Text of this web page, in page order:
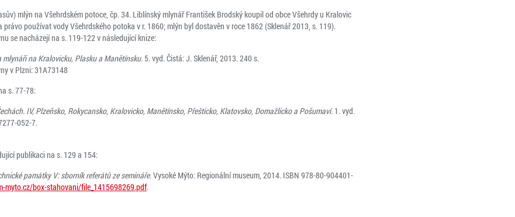
mlýn na Všehrdském potoce, čp. 34. Liblínský mlynář František Brodský koupil od obce Všehrdy u Kralovic
používat vody Všehrdského potoka v r. 1860; mlýn byl dostavěn v roce 1862 (Sklenář 2013, s. 119).
se nacházejí na s. 119-122 v následující knize:
mlynáři na Kralovicku, Plasku a Manětínsku. 5. vyd. Čistá: J. Sklenář, 2013. 240 s.
v Plzni: 31A73148
s. 77-78:
IV, Plzeňsko, Rokycansko, Kralovicko, Manětínsko, Přešticko, Klatovsko, Domažlicko a Pošumaví. 1. vyd.
052-7.
publikaci na s. 129 a 154:
památky V: sborník referátů ze semináře. Vysoké Mýto: Regionální museum, 2014. ISBN 978-80-904401-
myto.cz/box-stahovani/file_1415698269.pdf.